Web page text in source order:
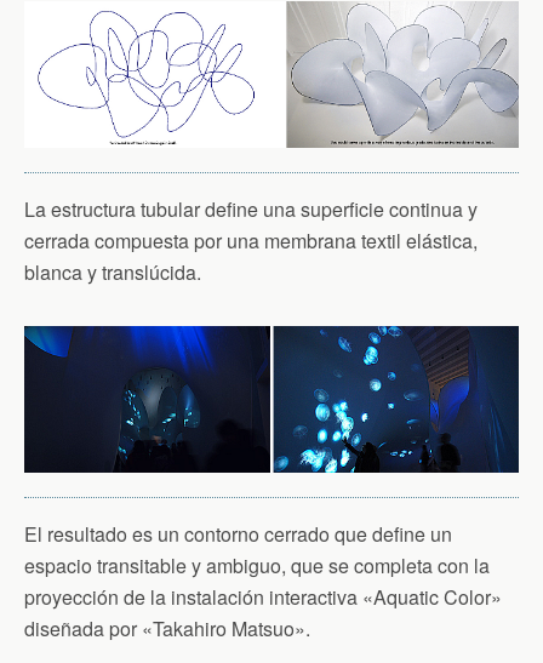
La estructura tubular define una superficie continua y
cerrada compuesta por una membrana textil elástica,
blanca y translúcida.
El resultado es un contorno cerrado que define un
espacio transitable y ambiguo, que se completa con la
proyección de la instalación interactiva «Aquatic Color»
diseñada por «Takahiro Matsuo».